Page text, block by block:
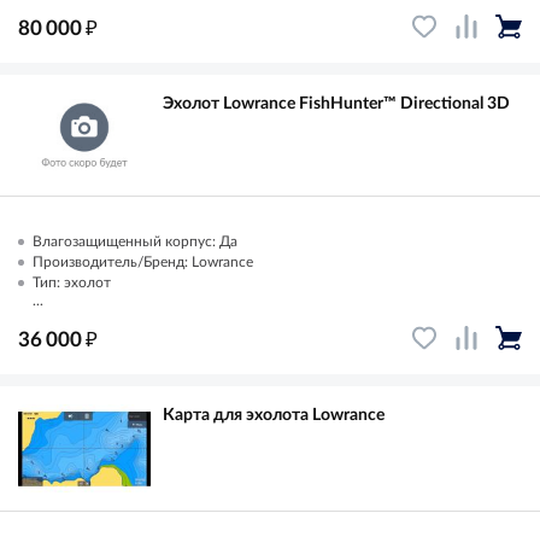
80 000₽
Эхолот Lowrance FishHunter™ Directional 3D
Влагозащищенный корпус: Да
Производитель/Бренд: Lowrance
Тип: эхолот
...
36 000₽
Карта для эхолота Lowrance